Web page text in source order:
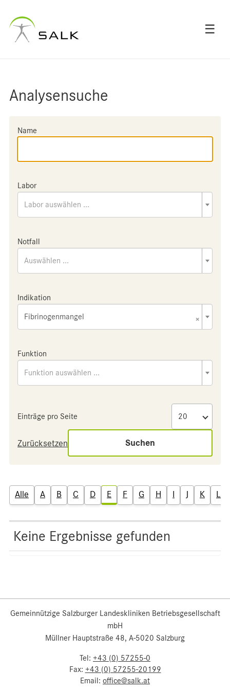
☰
Analysensuche
Name
Labor
Labor auswählen ...
Notfall
Auswählen ...
Indikation
×
Fibrinogenmangel
Funktion
Funktion auswählen ...
Einträge pro Seite
Zurücksetzen Suchen
Alle A B C D E F G H I J K L
Keine Ergebnisse gefunden
Gemeinnützige Salzburger Landeskliniken Betriebsgesellschaft
mbH
Müllner Hauptstraße 48, A-5020 Salzburg
Tel: +43 (0) 57255-0
Fax: +43 (0) 57255-20199
Email: office@salk.at